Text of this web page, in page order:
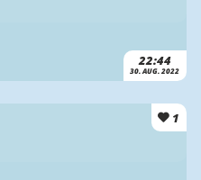
22:44
30. AUG. 2022
1